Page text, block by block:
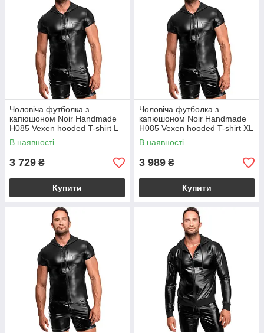
Чоловіча футболка з
капюшоном Noir Handmade
H085 Vexen hooded T-shirt L
В наявності
3 729 ₴
Купити
Чоловіча футболка з
капюшоном Noir Handmade
H085 Vexen hooded T-shirt XL
В наявності
3 989 ₴
Купити